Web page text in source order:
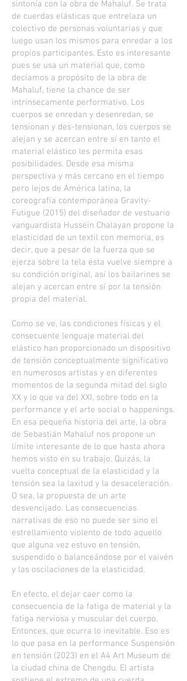
sintonía con la obra de Mahaluf. Se trata
de cuerdas elásticas que entrelaza un
colectivo de personas voluntarias y que
luego usan los mismos para enredar a los
propios participantes. Esto es interesante
pues se usa un material que, como
decíamos a propósito de la obra de
Mahaluf, tiene la chance de ser
intrínsecamente performativo. Los
cuerpos se enredan y desenredan, se
tensionan y des-tensionan, los cuerpos se
alejan y se acercan entre sí en tanto el
material elástico les permita esas
posibilidades. Desde esa misma
perspectiva y más cercano en el tiempo
pero lejos de América latina, la
coreografía contemporánea Gravity-
Futigue (2015) del diseñador de vestuario
vanguardista Hussein Chalayan propone la
elasticidad de un textil con memoria, es
decir, que a pesar de la fuerza que se
ejerza sobre la tela ésta vuelve siempre a
su condición original, así los bailarines se
alejan y acercan entre sí por la tensión
propia del material.
Como se ve, las condiciones físicas y el
consecuente lenguaje material del
elástico han proporcionado un dispositivo
de tensión conceptualmente significativo
en numerosos artistas y en diferentes
momentos de la segunda mitad del siglo
XX y lo que va del XXI, sobre todo en la
performance y el arte social o happenings.
En esa pequeña historia del arte, la obra
de Sebastián Mahaluf nos propone un
límite interesante de lo que hasta ahora
hemos visto en su trabajo. Quizás, la
vuelta conceptual de la elasticidad y la
tensión sea la laxitud y la desaceleración.
O sea, la propuesta de un arte
desvencijado. Las consecuencias
narrativas de eso no puede ser sino el
estrellamiento violento de todo aquello
que alguna vez estuvo en tensión,
suspendido o balanceándose por el vaivén
y las oscilaciones de la elasticidad.
En efecto, el dejar caer como la
consecuencia de la fatiga de material y la
fatiga nerviosa y muscular del cuerpo.
Entonces, que ocurra lo inevitable. Eso es
lo que pasa en la performance Suspensión
en tensión (2023) en el A4 Art Museum de
la ciudad china de Chengdu. El artista